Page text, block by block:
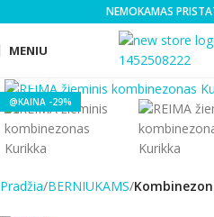
NEMOKAMAS
MENIU
-29%
Click to enlarge
Pradžia BERNIUKAMS